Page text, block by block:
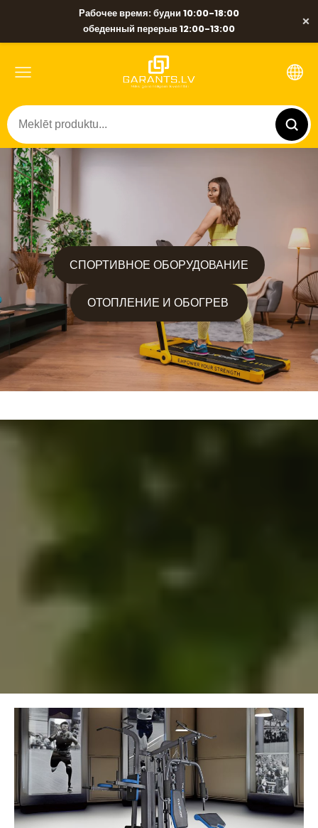
Рабочее время: будни 10:00-18:00
обеденный перерыв 12:00-13:00
×
​СПОРТИВНОЕ ОБОРУДОВАНИЕ​
​ОТОПЛЕНИЕ И ОБОГРЕВ ​